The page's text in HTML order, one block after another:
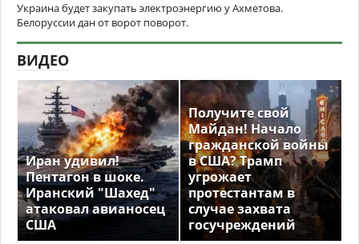
Украина будет закупать электроэнергию у Ахметова.
Белоруссии дан от ворот поворот.
ВИДЕО
Иран удивил!
Пентагон в шоке.
Иранский "Шахед"
атаковал авианосец
США
Получите свой
Майдан! Начало
гражданской войны
в США? Трамп
угрожает
протестантам в
случае захвата
госучреждений